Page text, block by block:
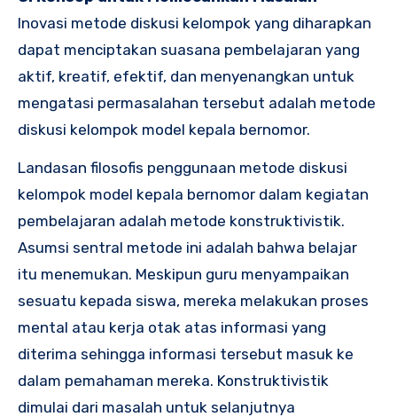
Inovasi metode diskusi kelompok yang diharapkan
dapat menciptakan suasana pembelajaran yang
aktif, kreatif, efektif, dan menyenangkan untuk
mengatasi permasalahan tersebut adalah metode
diskusi kelompok model kepala bernomor.
Landasan filosofis penggunaan metode diskusi
kelompok model kepala bernomor dalam kegiatan
pembelajaran adalah metode konstruktivistik.
Asumsi sentral metode ini adalah bahwa belajar
itu menemukan. Meskipun guru menyampaikan
sesuatu kepada siswa, mereka melakukan proses
mental atau kerja otak atas informasi yang
diterima sehingga informasi tersebut masuk ke
dalam pemahaman mereka. Konstruktivistik
dimulai dari masalah untuk selanjutnya